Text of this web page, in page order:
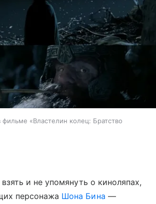
«Властелин колец: Братство
и не упомянуть о киноляпах,
персонажа Шона Бина —